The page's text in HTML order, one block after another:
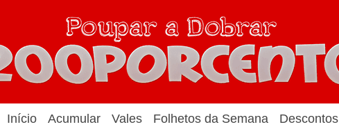
Início Acumular Vales Folhetos da Semana Descontos